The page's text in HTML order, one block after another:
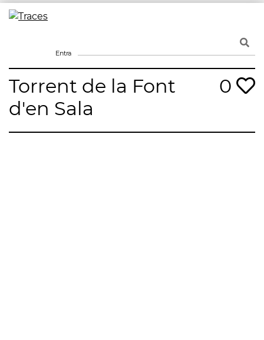
Skip
Entra
Torrent de la Font
d'en Sala
0